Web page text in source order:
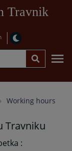
Travnik
Working hours
Travniku
: